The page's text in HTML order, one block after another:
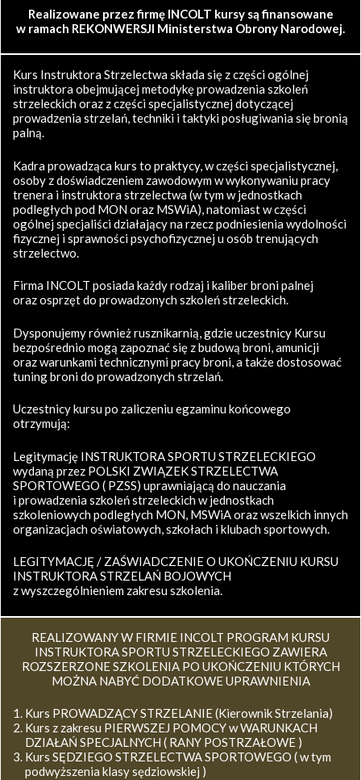
Realizowane przez firmę INCOLT kursy są finansowane
w ramach REKONWERSJI Ministerstwa Obrony Narodowej.
Kurs Instruktora Strzelectwa składa się z części ogólnej
instruktora obejmującej metodykę prowadzenia szkoleń
strzeleckich oraz z części specjalistycznej dotyczącej
prowadzenia strzelań, techniki i taktyki posługiwania się bronią
palną.
Kadra prowadząca kurs to praktycy, w części specjalistycznej,
osoby z doświadczeniem zawodowym w wykonywaniu pracy
trenera i instruktora strzelectwa (w tym w jednostkach
podległych pod MON oraz MSWiA), natomiast w części
ogólnej specjaliści działający na rzecz podniesienia wydolności
fizycznej i sprawności psychofizycznej u osób trenujących
strzelectwo.
Firma INCOLT posiada każdy rodzaj i kaliber broni palnej
oraz osprzęt do prowadzonych szkoleń strzeleckich.
Dysponujemy również rusznikarnią, gdzie uczestnicy Kursu
bezpośrednio mogą zapoznać się z budową broni, amunicji
oraz warunkami technicznymi pracy broni, a także dostosować
tuning broni do prowadzonych strzelań.
Uczestnicy kursu po zaliczeniu egzaminu końcowego
otrzymują:
Legitymację INSTRUKTORA SPORTU STRZELECKIEGO
wydaną przez POLSKI ZWIĄZEK STRZELECTWA
SPORTOWEGO ( PZSS) uprawniającą do nauczania
i prowadzenia szkoleń strzeleckich w jednostkach
szkoleniowych podległych MON, MSWiA oraz wszelkich innych
organizacjach oświatowych, szkołach i klubach sportowych.
LEGITYMACJĘ / ZAŚWIADCZENIE O UKOŃCZENIU KURSU
INSTRUKTORA STRZELAŃ BOJOWYCH
z wyszczególnieniem zakresu szkolenia.
REALIZOWANY W FIRMIE INCOLT PROGRAM KURSU
INSTRUKTORA SPORTU STRZELECKIEGO ZAWIERA
ROZSZERZONE SZKOLENIA PO UKOŃCZENIU KTÓRYCH
MOŻNA NABYĆ DODATKOWE UPRAWNIENIA
Kurs PROWADZĄCY STRZELANIE (Kierownik Strzelania)
Kurs z zakresu PIERWSZEJ POMOCY w WARUNKACH
DZIAŁAŃ SPECJALNYCH ( RANY POSTRZAŁOWE )
Kurs SĘDZIEGO STRZELECTWA SPORTOWEGO ( w tym
podwyższenia klasy sędziowskiej )